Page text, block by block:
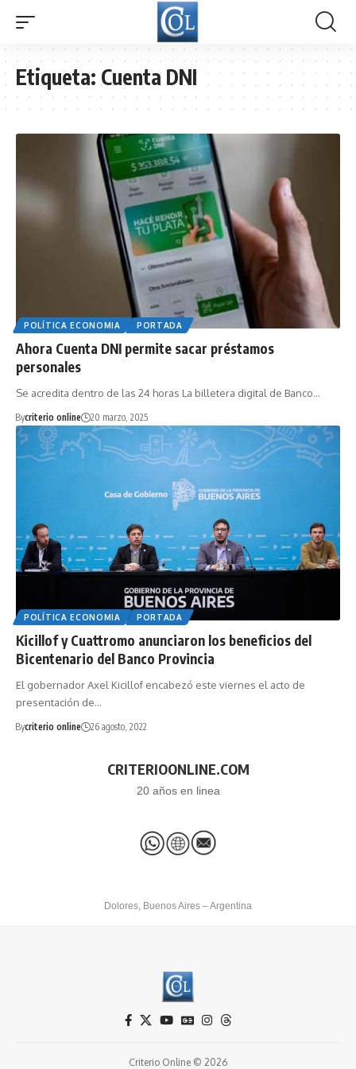
Etiqueta:Cuenta DNI
POLÍTICA ECONOMIA PORTADA
Ahora Cuenta DNI permite sacar préstamos
personales
Se acredita dentro de las 24 horas La billetera digital de Banco…
Bycriterio online 20 marzo, 2025
POLÍTICA ECONOMIA PORTADA
Kicillof y Cuattromo anunciaron los beneficios del
Bicentenario del Banco Provincia
El gobernador Axel Kicillof encabezó este viernes el acto de
presentación de…
Bycriterio online 26 agosto, 2022
CRITERIOONLINE.COM
20 años en linea
Dolores, Buenos Aires – Argentina
Criterio Online © 2026